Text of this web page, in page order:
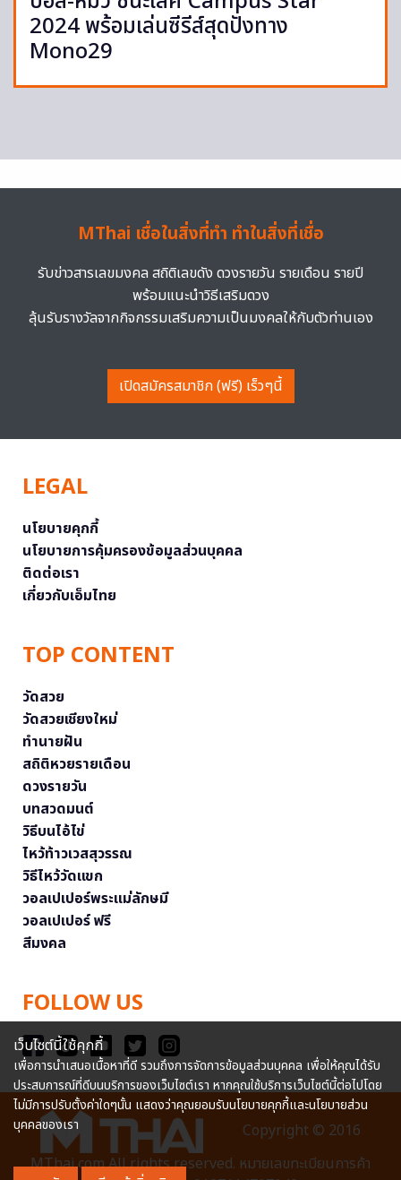
2024 พร้อมเล่นซีรีส์สุดปังทาง
Mono29
MThai เชื่อในสิ่งที่ทำ ทำในสิ่งที่เชื่อ
รับข่าวสารเลขมงคล สถิติเลขดัง ดวงรายวัน รายเดือน รายปี
พร้อมแนะนำวิธีเสริมดวง
ลุ้นรับรางวัลจากกิจกรรมเสริมความเป็นมงคลให้กับตัวท่านเอง
เปิดสมัครสมาชิก (ฟรี) เร็วๆนี้
LEGAL
นโยบายคุกกี้
นโยบายการคุ้มครองข้อมูลส่วนบุคคล
ติดต่อเรา
เกี่ยวกับเอ็มไทย
TOP CONTENT
วัดสวย
วัดสวยเชียงใหม่
ทำนายฝัน
สถิติหวยรายเดือน
ดวงรายวัน
บทสวดมนต์
วิธีบนไอ้ไข่
ไหว้ท้าวเวสสุวรรณ
วิธีไหว้วัดแขก
วอลเปเปอร์พระแม่ลักษมี
วอลเปเปอร์ ฟรี
สีมงคล
FOLLOW US
Copyright © 2016
MThai.com All rights reserved. หมายเลขทะเบียนการค้า
เว็บไซต์นี้ใช้คุกกี้
เพื่อการนำเสนอเนื้อหาที่ดี รวมถึงการจัดการข้อมูลส่วนบุคคล เพื่อให้คุณได้รับ
ประสบการณ์ที่ดีบนบริการของเว็บไซต์เรา หากคุณใช้บริการเว็บไซต์นี้ต่อไปโดย
ไม่มีการปรับตั้งค่าใดๆนั้น แสดงว่าคุณยอมรับนโยบายคุกกี้และนโยบายส่วน
บุคคลของเรา